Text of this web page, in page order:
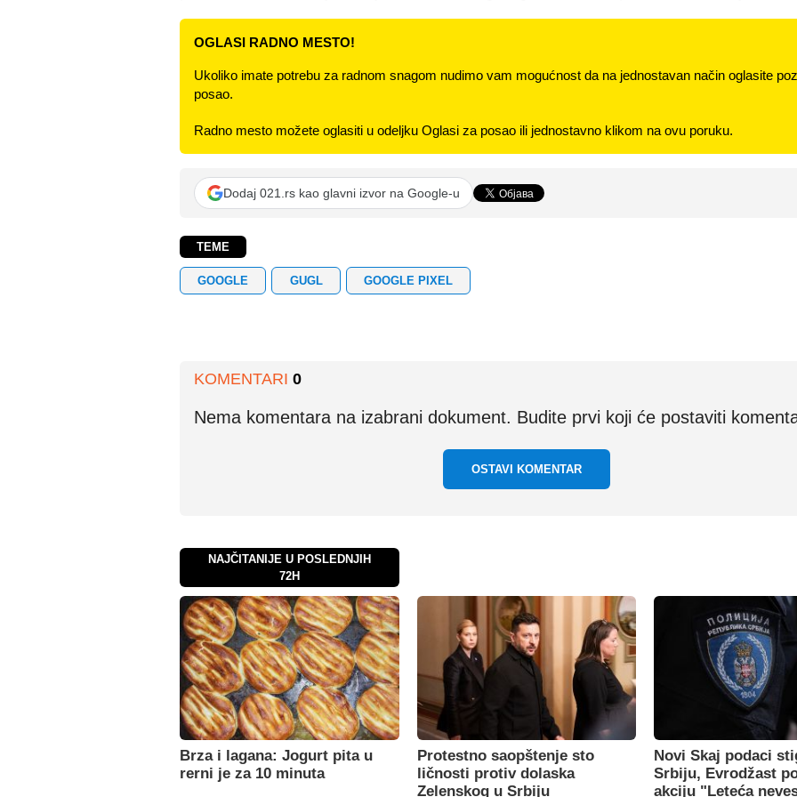
OGLASI RADNO MESTO!
Ukoliko imate potrebu za radnom snagom nudimo vam mogućnost da na jednostavan način oglasite
posao.
Radno mesto možete oglasiti u odeljku Oglasi za posao ili jednostavno klikom na ovu poruku.
Dodaj 021.rs kao glavni izvor na Google-u
TEME
GOOGLE GUGL GOOGLE PIXEL
KOMENTARI 0
Nema komentara na izabrani dokument. Budite prvi koji će postaviti
OSTAVI KOMENTAR
NAJČITANIJE U POSLEDNJIH
72H
Brza i lagana: Jogurt pita u
rerni je za 10 minuta
Protestno saopštenje sto
ličnosti protiv dolaska
Zelenskog u Srbiju
Novi Skaj podaci
Srbiju, Evrodžast
akciju "Leteća